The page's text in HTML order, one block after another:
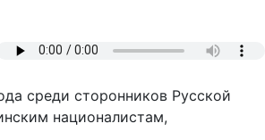
среди сторонников Русской
националистам,